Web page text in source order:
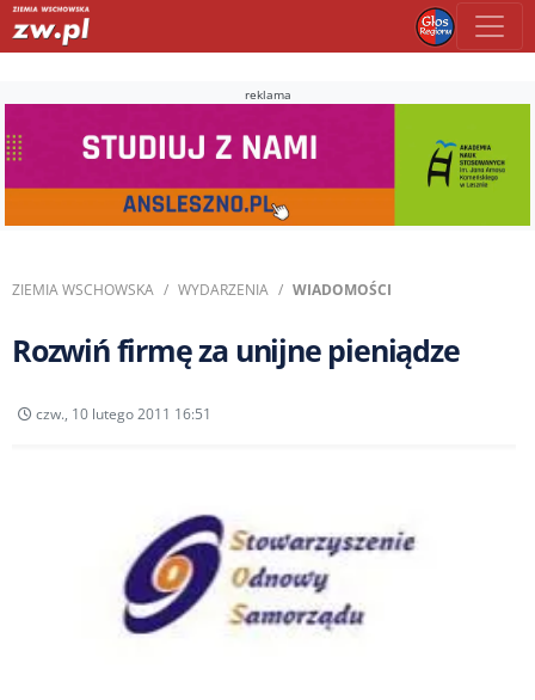
reklama
ZIEMIA WSCHOWSKA WYDARZENIA WIADOMOŚCI
Rozwiń firmę za unijne pieniądze
czw., 10 lutego 2011 16:51